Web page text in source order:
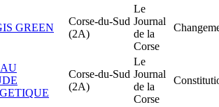
GREEN
Corse-du-Sud
(2A)
Le
Journal
de la
Corse
Corse-du-Sud
(2A)
Le
Journal
de la
Corse